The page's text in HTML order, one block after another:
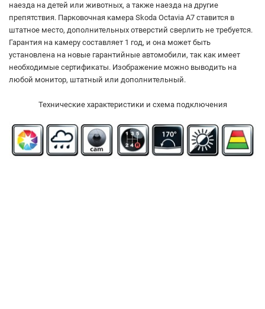
наезда на детей или животных, а также наезда на другие
препятствия. Парковочная камера Skoda Octavia A7 ставится в
штатное место, дополнительных отверстий сверлить не требуется.
Гарантия на камеру составляет 1 год, и она может быть
установлена на новые гарантийные автомобили, так как имеет
необходимые сертификаты. Изображение можно выводить на
любой монитор, штатный или дополнительный.
Технические характеристики и схема подключения